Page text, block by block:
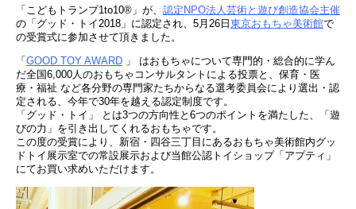
「こどもトランプ1to10®」が、 認定NPO法人芸術と遊び創造協会主催
の「グッド・トイ2018」に認定され、5月26日 東京おもちゃ美術館で
の受賞式に参加させて頂きました。
「 GOOD TOY AWARD 」 はおもちゃについて専門的・総合的に学ん
だ全国6,000人のおもちゃコンサルタントによる投票と、保育・医
療・福祉 など各分野の専門家たちからなる選考委員会により選出・認
定される、今年で30年を越える認定制度です。
「グッド・トイ」 とは3つの方向性と6つのポイントを満たした、「遊
びの力」を引き出してくれるおもちゃです。
この度の受賞により、新宿・四谷三丁目にあるおもちゃ美術館内グッ
ドトイ展示室での常設展示および当館公認トイショップ「アプティ」
にてお買い求めいただけます。